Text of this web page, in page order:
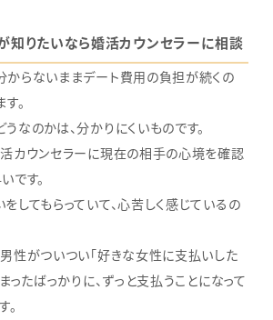
知りたいなら婚活カウンセラーに相談
らないままデート費用の負担が続くの
。
なのかは、分かりにくいものです。
カウンセラーに現在の相手の心境を確認
です。
してもらっていて、心苦しく感じているの
性がついつい「好きな女性に支払いした
ったばっかりに、ずっと支払うことになって
。